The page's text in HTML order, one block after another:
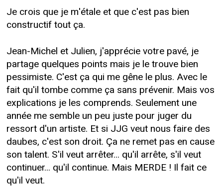
Je crois que je m'étale et que c'est pas bien
constructif tout ça.
Jean-Michel et Julien, j'apprécie votre pavé, je
partage quelques points mais je le trouve bien
pessimiste. C'est ça qui me gêne le plus. Avec le
fait qu'il tombe comme ça sans prévenir. Mais vos
explications je les comprends. Seulement une
année me semble un peu juste pour juger du
ressort d'un artiste. Et si JJG veut nous faire des
daubes, c'est son droit. Ça ne remet pas en cause
son talent. S'il veut arrêter... qu'il arrête, s'il veut
continuer... qu'il continue. Mais MERDE ! Il fait ce
qu'il veut.